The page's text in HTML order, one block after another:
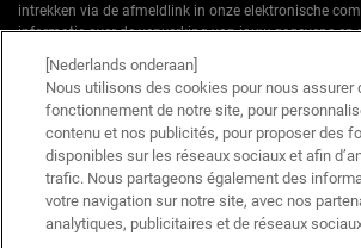
intrekken via de afmeldlink in onze elektronische
informatie over de verwerking van jouw gegevens en
privacybeleid
*Welkomstaanbieding geldig voor een eerste
met andere aanbiedingen of promoties, maar wel
Cadeau bij aankoop » aanbiedingen. Beperkt tot één
klant. Niet geldig op limited editions en bundels.
Deze site wordt beschermd door Cloudflare en het
gebruiksvoorwaarden zijn van
[Nederlands onderaan]
Nous utilisons des cookies pour nous assurer
fonctionnement de notre site, pour
contenu et nos publicités, pour proposer des
disponibles sur les réseaux sociaux et afin
trafic. Nous partageons également des
votre navigation sur notre site, avec nos
analytiques, publicitaires et de réseaux